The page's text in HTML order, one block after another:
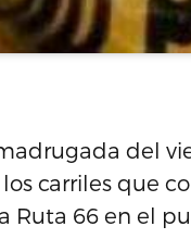
del
los carriles que
Ruta 66 en el